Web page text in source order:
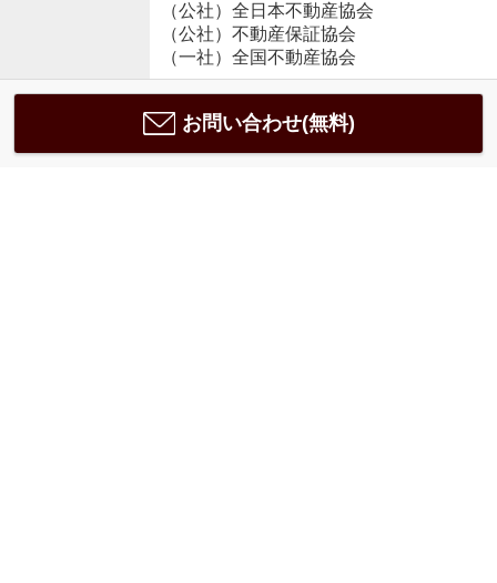
（公社）全日本不動産協会
（公社）不動産保証協会
（一社）全国不動産協会
お問い合わせ(無料)